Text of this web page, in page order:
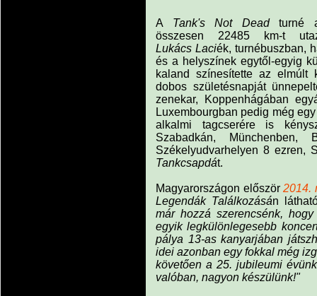
A Tank's Not Deadturné
összesen 22485 km-t
Lukács Laciék, turnébuszban,
és a helyszínek egytől-egyig
kaland színesítette az
dobos születésnapját
zenekar, Koppenhágában
Luxembourgban pedig még
alkalmi tagcserére is
Szabadkán, Münchenben,
Székelyudvarhelyen 8 ezren,
Tankcsapdát.
Magyarországon először 2014.
Legendák Találkozásán
már hozzá szerencsénk,
egyik legkülönlegesebb
pálya 13-as kanyarjában
idei azonban egy fokkal még
követően a 25. jubileumi
valóban, nagyon készülünk!"